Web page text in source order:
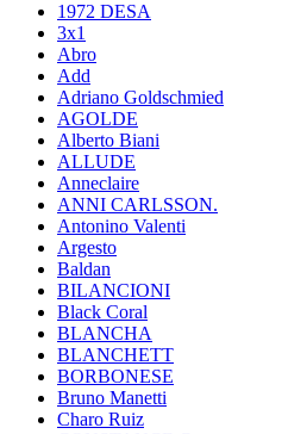
1972 DESA
3x1
Abro
Add
Adriano Goldschmied
AGOLDE
Alberto Biani
ALLUDE
Anneclaire
ANNI CARLSSON.
Antonino Valenti
Argesto
Baldan
BILANCIONI
Black Coral
BLANCHA
BLANCHETT
BORBONESE
Bruno Manetti
Charo Ruiz